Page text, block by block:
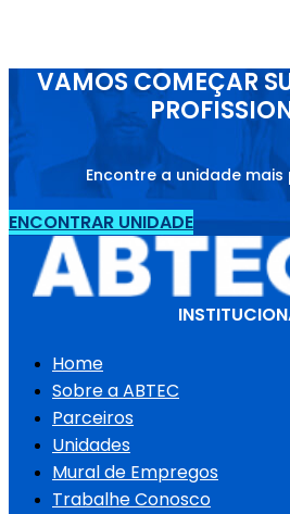
VAMOS COMEÇAR
Encontre a unidade
ENCONTRAR UNIDADE
Home
Sobre a ABTEC
Parceiros
Unidades
Mural de Empregos
Trabalhe Conosco